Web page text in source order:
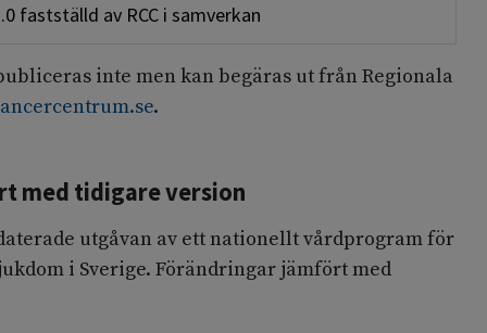
fastställd av RCC i samverkan
inte men kan begäras ut från Regionala
.
med tidigare version
utgåvan av ett nationellt vårdprogram för
i Sverige. Förändringar jämfört med